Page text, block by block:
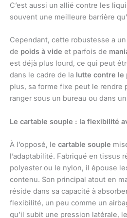
C’est aussi un allié contre les
souvent une meilleure barrière
Cependant, cette robustesse a
de poids à vide et parfois de
est déjà plus lourd, ce qui peut
dans le cadre de la lutte contre le
plus, sa forme fixe peut le rendre
ranger sous un bureau ou dans
Le cartable souple : la flexibilité
À l’opposé, le cartable souple
l’adaptabilité. Fabriqué en tissus
polyester ou le nylon, il épouse
contenu. Son principal atout en
réside dans sa capacité à
flexibilité, un peu comme un
qu’il subit une pression latérale,